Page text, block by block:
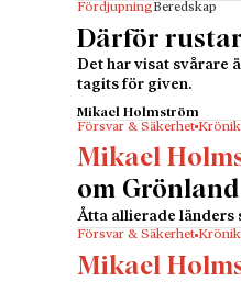
FördjupningBeredskap
Därför rustar
Det har visat svårare
tagits för given.
Mikael Holmström
Försvar & Säkerhet
Mikael
om Grönland
Åtta allierade länders
Försvar & Säkerhet
Mikael